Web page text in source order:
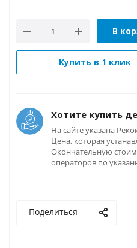
В
Купить в 1 клик
Хотите купить
На сайте указана
Цена, которая
Окончательную
операторов по
Поделиться